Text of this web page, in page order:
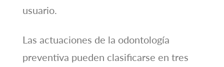
usuario.
Las actuaciones de la odontología
preventiva pueden clasificarse en tres